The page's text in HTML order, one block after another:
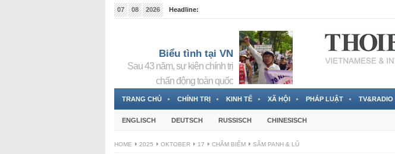
07 08 2026
Headline:
Biểu tình tại VN
Sau 43 năm, sự kiện chính trị
chấn động toàn quốc
TRANG CHỦ CHÍNH TRỊ KINH TẾ XÃ HỘI PHÁP LUẬT TV&RADIO
ENGLISCH DEUTSCH RUSSISCH CHINESISCH
HOME 2025 OKTOBER 17 CHÂM BIẾM SÂM PANH & LŨ